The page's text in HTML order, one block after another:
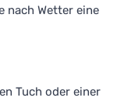
nach Wetter eine
Tuch oder einer